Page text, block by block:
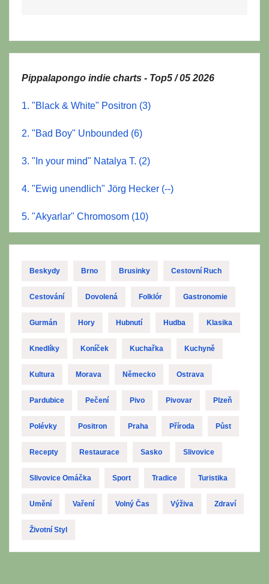
Pippalapongo indie charts - Top5 / 05 2026
1. "Black & White" Positron (3)
2. "Bad Boy" Unbounded (6)
3. "In your mind" Natalya T. (2)
4. "Ewig unendlich" Jörg Hecker (--)
5. "Akyarlar" Chromosom (10)
Beskydy Brno Brusinky Cestovní Ruch
Cestování Dovolená Folklór Gastronomie
Gurmán Hory Hubnutí Hudba Klasika
Knedlíky Koníček Kuchařka Kuchyně
Kultura Morava Německo Ostrava
Pardubice Pečení Pivo Pivovar Plzeň
Polévky Positron Praha Příroda Půst
Recepty Restaurace Sasko Slivovice
Slivovice Omáčka Sport Tradice Turistika
Umění Vaření Volný Čas Výživa Zdraví
Životní Styl